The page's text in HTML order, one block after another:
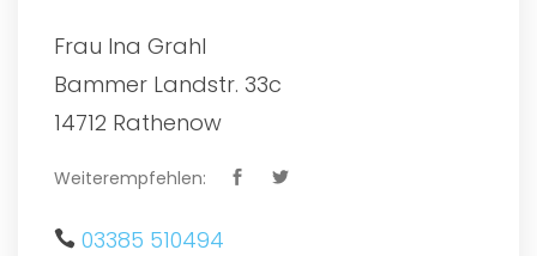
Frau Ina Grahl
Bammer Landstr. 33c
14712 Rathenow
Weiterempfehlen:
03385 510494